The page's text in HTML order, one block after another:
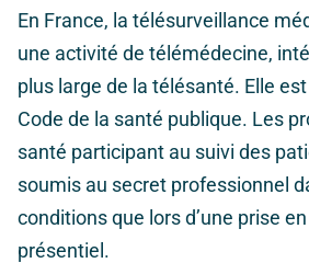
En France, la télésurveillance
une activité de télémédecine,
plus large de la télésanté. Elle
Code de la santé publique. Les
santé participant au suivi des
soumis au secret professionnel
conditions que lors d’une prise
présentiel.